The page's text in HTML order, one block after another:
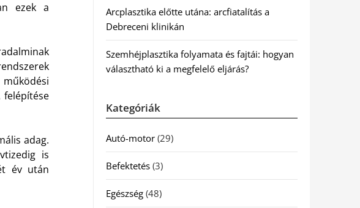
ezek a
adag.
is
év után
Arcplasztika előtte utána: arcfiatalítás a
Debreceni klinikán
Szemhéjplasztika folyamata és fajtái: hogyan
választható ki a megfelelő eljárás?
Kategóriák
Autó-motor(29)
Befektetés(3)
Egészség(48)